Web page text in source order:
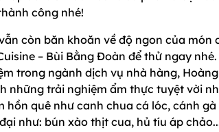
công nhé!
còn băn khoăn về độ ngon của
– Bùi Bằng Đoàn để thử ngay
trong ngành dịch vụ nhà hàng,
những trải nghiệm ẩm thực tuyệt vời
hồn quê như canh chua cá lóc, cánh
như: bún xào thịt cua, hủ tíu áp